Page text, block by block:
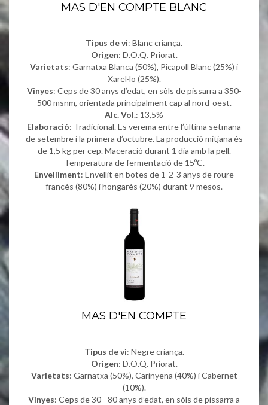
MAS D'EN COMPTE BLANC
Tipus de vi: Blanc criança.
Origen: D.O.Q. Priorat.
Varietats: Garnatxa Blanca (50%), Picapoll Blanc (25%) i
Xarel·lo (25%).
Vinyes: Ceps de 30 anys d’edat, en sòls de pissarra a 350-
500 msnm, orientada principalment cap al nord-oest.
Alc. Vol.: 13,5%
Elaboració: Tradicional. Es verema entre l’última setmana
de setembre i la primera d’octubre. La producció mitjana és
de 1,5 kg per cep. Maceració durant 1 dia amb la pell.
Temperatura de fermentació de 15ºC.
Envelliment: Envellit en botes de 1-2-3 anys de roure
francès (80%) i hongarès (20%) durant 9 mesos.
MAS D'EN COMPTE
Tipus de vi: Negre criança.
Origen: D.O.Q. Priorat.
Varietats: Garnatxa (50%), Carinyena (40%) i Cabernet
(10%).
Vinyes: Ceps de 30 - 80 anys d’edat, en sòls de pissarra a